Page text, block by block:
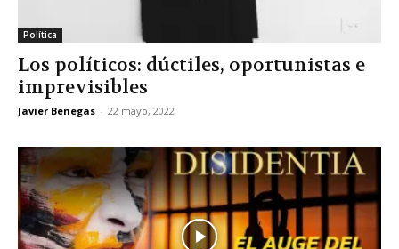
Política
Los políticos: dúctiles, oportunistas e
imprevisibles
Javier Benegas - 22 mayo, 2022